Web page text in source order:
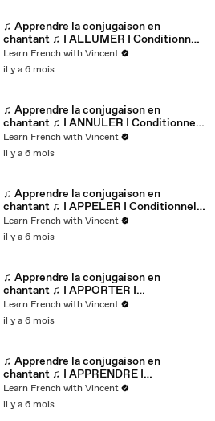
♫ Apprendre la conjugaison en
chantant ♫ I ALLUMER I Conditionnel
Passé_
Learn French with Vincent
il y a 6 mois
♫ Apprendre la conjugaison en
chantant ♫ I ANNULER I Conditionnel
Passé_
Learn French with Vincent
il y a 6 mois
♫ Apprendre la conjugaison en
chantant ♫ I APPELER I Conditionnel
Passé_
Learn French with Vincent
il y a 6 mois
♫ Apprendre la conjugaison en
chantant ♫ I APPORTER I
Conditionnel Passé_
Learn French with Vincent
il y a 6 mois
♫ Apprendre la conjugaison en
chantant ♫ I APPRENDRE I
Conditionnel Passé_
Learn French with Vincent
il y a 6 mois